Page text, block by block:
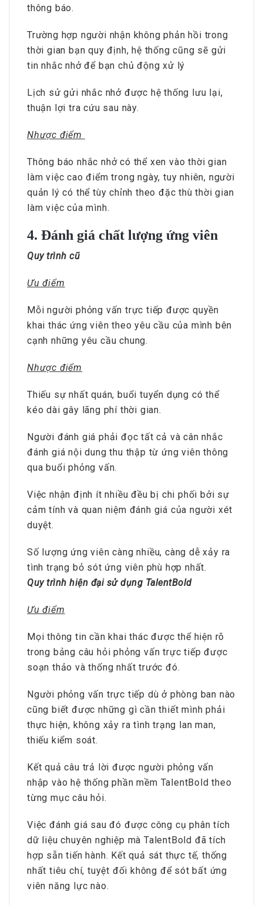
thông báo.
Trường hợp người nhận không phản hồi trong
thời gian bạn quy định, hệ thống cũng sẽ gửi
tin nhắc nhở để bạn chủ động xử lý
Lịch sử gửi nhắc nhở được hệ thống lưu lại,
thuận lợi tra cứu sau này.
Nhược điểm
Thông báo nhắc nhở có thể xen vào thời gian
làm việc cao điểm trong ngày, tuy nhiên, người
quản lý có thể tùy chỉnh theo đặc thù thời gian
làm việc của mình.
4. Đánh giá chất lượng ứng viên
Quy trình cũ
Ưu điểm
Mỗi người phỏng vấn trực tiếp được quyền
khai thác ứng viên theo yêu cầu của mình bên
cạnh những yêu cầu chung.
Nhược điểm
Thiếu sự nhất quán, buổi tuyển dụng có thể
kéo dài gây lãng phí thời gian.
Người đánh giá phải đọc tất cả và cân nhắc
đánh giá nội dung thu thập từ ứng viên thông
qua buổi phỏng vấn.
Việc nhận định ít nhiều đều bị chi phối bởi sự
cảm tính và quan niệm đánh giá của người xét
duyệt.
Số lượng ứng viên càng nhiều, càng dễ xảy ra
tình trạng bỏ sót ứng viên phù hợp nhất.
Quy trình hiện đại sử dụng TalentBold
Ưu điểm
Mọi thông tin cần khai thác được thể hiện rõ
trong bảng câu hỏi phỏng vấn trực tiếp được
soạn thảo và thống nhất trước đó.
Người phỏng vấn trực tiếp dù ở phòng ban nào
cũng biết được những gì cần thiết mình phải
thực hiện, không xảy ra tình trạng lan man,
thiếu kiểm soát.
Kết quả câu trả lời được người phỏng vấn
nhập vào hệ thống phần mềm TalentBold theo
từng mục câu hỏi.
Việc đánh giá sau đó được công cụ phân tích
dữ liệu chuyên nghiệp mà TalentBold đã tích
hợp sẵn tiến hành. Kết quả sát thực tế, thống
nhất tiêu chí, tuyệt đối không để sót bất ứng
viên năng lực nào.